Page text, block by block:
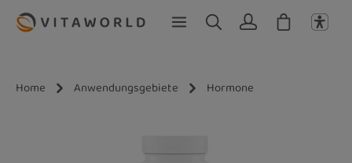
Zum Hauptinhalt springen
Home Anwendungsgebiete Hormone